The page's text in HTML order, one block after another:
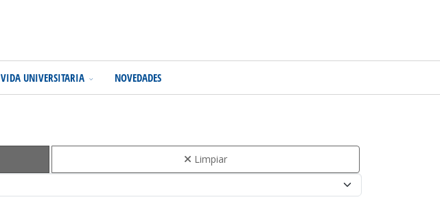
VIDA UNIVERSITARIA NOVEDADES
Limpiar